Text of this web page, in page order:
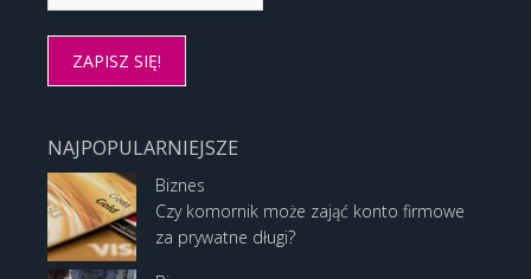
NAJPOPULARNIEJSZE
Biznes
Czy komornik może zająć konto firmowe
za prywatne długi?